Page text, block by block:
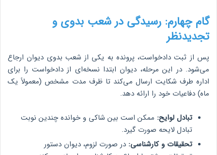
گام چهارم: رسیدگی در شعب بدوی و
تجدیدنظر
پس از ثبت دادخواست، پرونده به یکی از شعب بدوی دیوان ارجاع
می‌شود. در این مرحله، دیوان ابتدا نسخه‌ای از دادخواست را برای
اداره طرف شکایت ارسال می‌کند تا ظرف مدت مشخص (معمولاً یک
ماه) دفاعیات خود را ارائه دهد.
تبادل لوایح: ممکن است بین شاکی و خوانده چندین نوبت
تبادل لایحه صورت گیرد.
تحقیقات و کارشناسی: در صورت لزوم، دیوان دستور